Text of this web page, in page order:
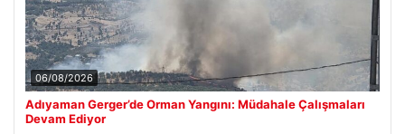
06/08/2026
Adıyaman Gerger’de Orman Yangını: Müdahale Çalışmaları
Devam Ediyor